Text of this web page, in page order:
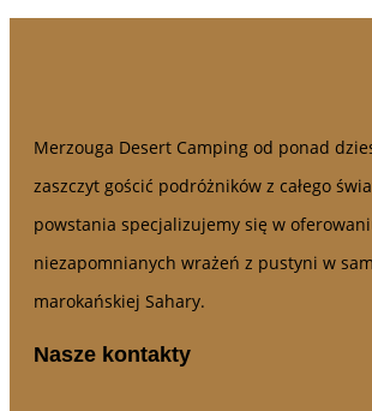
Merzouga Desert Camping od ponad
zaszczyt gościć podróżników z całego
powstania specjalizujemy się w
niezapomnianych wrażeń z pustyni w
marokańskiej Sahary.
Nasze kontakty